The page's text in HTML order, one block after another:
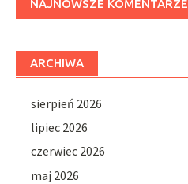
NAJNOWSZE KOMENTARZE
ARCHIWA
sierpień 2026
lipiec 2026
czerwiec 2026
maj 2026